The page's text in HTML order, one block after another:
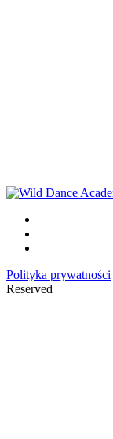
Polityka prywatności
Reserved